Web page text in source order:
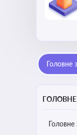
Головне
Головне